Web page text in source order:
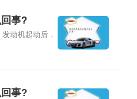
事?
动机起动后，
事?